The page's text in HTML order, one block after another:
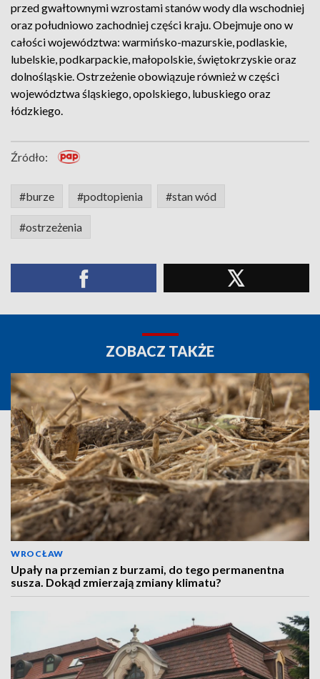
przed gwałtownymi wzrostami stanów wody dla wschodniej
oraz południowo zachodniej części kraju. Obejmuje ono w
całości województwa: warmińsko-mazurskie, podlaskie,
lubelskie, podkarpackie, małopolskie, świętokrzyskie oraz
dolnośląskie. Ostrzeżenie obowiązuje również w części
województwa śląskiego, opolskiego, lubuskiego oraz
łódzkiego.
Źródło:
#burze #podtopienia #stan wód
#ostrzeżenia
ZOBACZ TAKŻE
WROCŁAW
Upały na przemian z burzami, do tego permanentna
susza. Dokąd zmierzają zmiany klimatu?